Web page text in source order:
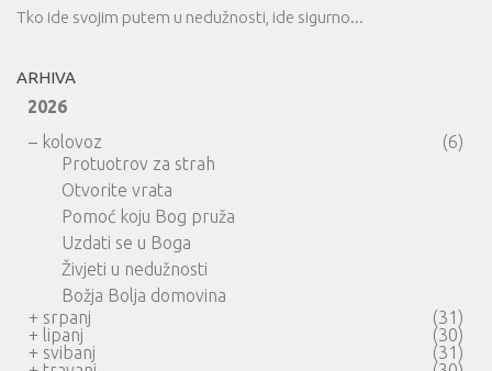
Tko ide svojim putem u nedužnosti, ide sigurno...
ARHIVA
2026
– kolovoz
(6)
Protuotrov za strah
Otvorite vrata
Pomoć koju Bog pruža
Uzdati se u Boga
Živjeti u nedužnosti
Božja Bolja domovina
+ srpanj
(31)
+ lipanj
(30)
+ svibanj
(31)